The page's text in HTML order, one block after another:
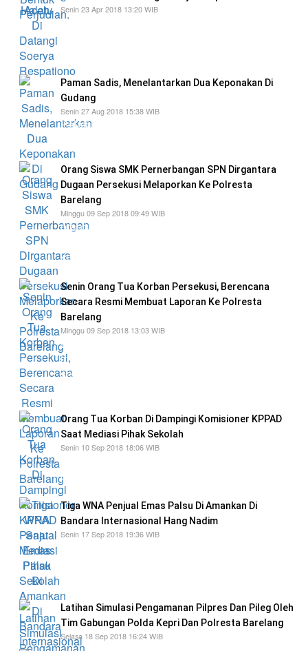
Senin 23 Apr 2018 13:20 WIB
Tampak Soerya Respationo yang hadir
Paman Sadis, Menelantarkan Dua Keponakan Di
Gudang
Senin 27 Aug 2018 15:38 WIB
Pelaku mengaku 2 anak tersebut di titipkan oleh
Orang Siswa SMK Pernerbangan SPN Dirgantara
Dugaan Persekusi Melaporkan Ke Polresta
Barelang
Minggu 09 Sep 2018 09:49 WIB
orang tua korban telah membuat laporan ke
kembali
Senin Orang Tua Korban Persekusi, Berencana
Secara Resmi Membuat Laporan Ke Polresta
Barelang
Minggu 09 Sep 2018 13:03 WIB
Dan besok (senin 10 Agustus 2018) karena hari
ini hari Minggu orang tua korban berencana
secara resmi akan membuat laporan ke
Orang Tua Korban Di Dampingi Komisioner KPPAD
Saat Mediasi Pihak Sekolah
Senin 10 Sep 2018 18:06 WIB
pemborgolan tersebut bertujuan baik
Tiga WNA Penjual Emas Palsu Di Amankan Di
Bandara Internasional Hang Nadim
Senin 17 Sep 2018 19:36 WIB
Latihan Simulasi Pengamanan Pilpres Dan Pileg Oleh
Tim Gabungan Polda Kepri Dan Polresta Barelang
Selasa 18 Sep 2018 16:24 WIB